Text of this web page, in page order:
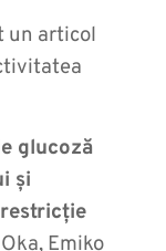
un articol
glucoză
și
Emiko